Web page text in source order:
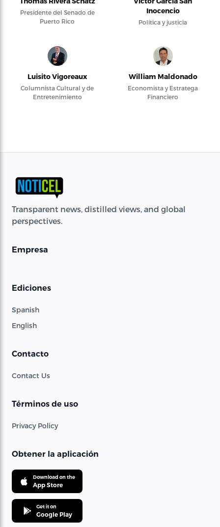
Presidente del Senado de
Puerto Rico
Inocencio
Política y justicia
Luisito Vigoreaux
Columnista Cultural y de
Entretenimiento
William Maldonado
Economista y Estratega
Financiero
Transparent news, distilled views, and global
perspectives.
Empresa
Ediciones
Spanish
English
Contacto
Contact Us
Términos de uso
Privacy Policy
Obtener la aplicación
Download on the
App Store
Get it on
Google Play